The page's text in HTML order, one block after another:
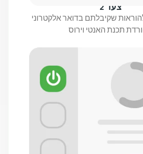
צעד 2
שקיבלתם בדואר אלקטרוני